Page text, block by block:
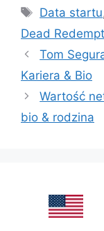
Tags
Data startu
Dead
Tom
Kariera & Bio
Wartość
bio & rodzina